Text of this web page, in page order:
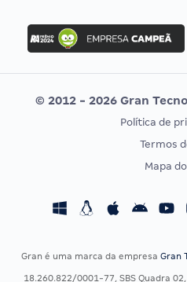
Concurso Ibama
Concurso MPU
Editais publicados
CONCURSOS POR PROFISSÃO
Concursos Fiscais
© 2012 - 2026 Gran
Política de
Termos
Mapa
Gran é uma marca da empresa Gran
18.260.822/0001-77, SBS Quadra